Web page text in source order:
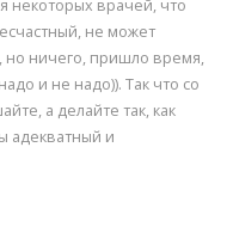
некоторых врачей, что
не может
но ничего, пришло время,
и не надо)). Так что со
а делайте так, как
адекватный и